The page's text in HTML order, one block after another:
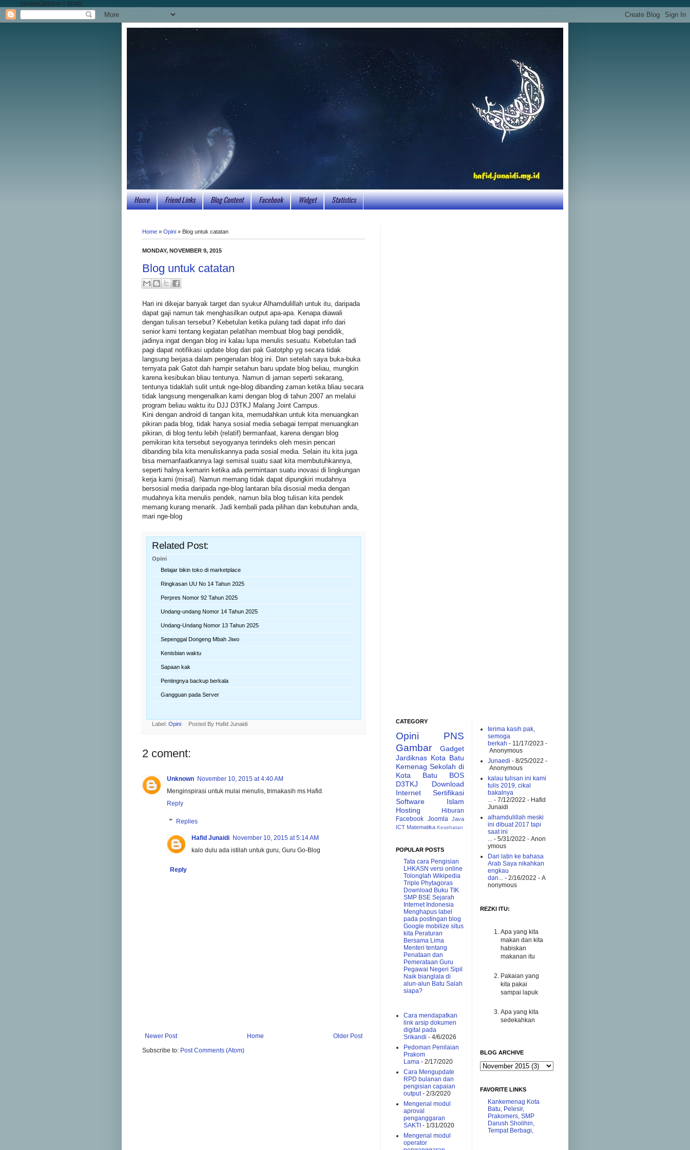
cookieOptions = {link};
Home Friend Links Blog Content Facebook Widget Statistics
Home » Opini » Blog untuk catatan
MONDAY, NOVEMBER 9, 2015
Blog untuk catatan
Hari ini dikejar banyak target dan syukur Alhamdulillah untuk itu, daripada
dapat gaji namun tak menghasilkan output apa-apa. Kenapa diawali
dengan tulisan tersebut? Kebetulan ketika pulang tadi dapat info dari
senior kami tentang kegiatan pelatihan membuat blog bagi pendidik,
jadinya ingat dengan blog ini kalau lupa menulis sesuatu. Kebetulan tadi
pagi dapat notifikasi update blog dari pak Gatotphp yg secara tidak
langsung berjasa dalam pengenalan blog ini. Dan setelah saya buka-buka
ternyata pak Gatot dah hampir setahun baru update blog beliau, mungkin
karena kesibukan bliau tentunya. Namun di jaman seperti sekarang,
tentunya tidaklah sulit untuk nge-blog dibanding zaman ketika bliau secara
tidak langsung mengenalkan kami dengan blog di tahun 2007 an melalui
program beliau waktu itu DJJ D3TKJ Malang Joint Campus.
Kini dengan android di tangan kita, memudahkan untuk kita menuangkan
pikiran pada blog, tidak hanya sosial media sebagai tempat menuangkan
pikiran, di blog tentu lebih (relatif) bermanfaat, karena dengan blog
pemikiran kita tersebut seyogyanya terindeks oleh mesin pencari
dibanding bila kita menuliskannya pada sosial media. Selain itu kita juga
bisa memanfaatkannya lagi semisal suatu saat kita membutuhkannya,
seperti halnya kemarin ketika ada permintaan suatu inovasi di lingkungan
kerja kami (misal). Namun memang tidak dapat dipungkiri mudahnya
bersosial media daripada nge-blog lantaran bila disosial media dengan
mudahnya kita menulis pendek, namun bila blog tulisan kita pendek
memang kurang menarik. Jadi kembali pada pilihan dan kebutuhan anda,
mari nge-blog
Related Post:
Opini
Belajar bikin toko di marketplace
Ringkasan UU No 14 Tahun 2025
Perpres Nomor 92 Tahun 2025
Undang-undang Nomor 14 Tahun 2025
Undang-Undang Nomor 13 Tahun 2025
Sepenggal Dongeng Mbah Jiwo
Kenisbian waktu
Sapaan kak
Pentingnya backup berkala
Gangguan pada Server
Label: Opini Posted By Hafid Junaidi
2 coment:
Unknown November 10, 2015 at 4:40 AM
Menginspirasi untuk mulai menulis, trimakasih ms Hafid.
Reply
Replies
Hafid Junaidi November 10, 2015 at 5:14 AM
kalo dulu ada istilah untuk guru, Guru Go-Blog
Reply
Newer Post Older Post
Home
Subscribe to: Post Comments (Atom)
CATEGORY
Opini
PNS
Gambar
Gadget
Jardiknas Kota Batu
Kemenag Sekolah di
Kota Batu
BOS
D3TKJ
Download
Internet
Sertifikasi
Software
Islam
Hosting
Hiburan
Facebook Joomla
Java
ICT Matematika Kesehatan
POPULAR POSTS
Tata cara Pengisian
LHKASN versi online
Tolonglah Wikipedia
Triple Phytagoras
Download Buku TIK
SMP BSE Sejarah
Internet Indonesia
Menghapus label
pada postingan blog
Google mobilize situs
kita Peraturan
Bersama Lima
Menteri tentang
Penataan dan
Pemerataan Guru
Pegawai Negeri Sipil
Naik bianglala di
alun-alun Batu Salah
siapa?
Cara mendapatkan
link arsip dokumen
digital pada
Srikandi - 4/6/2026
Pedoman Penilaian
Prakom
Lama - 2/17/2020
Cara Mengupdate
RPD bulanan dan
pengisian capaian
output- 2/3/2020
Mengenal modul
aproval
penganggaran
SAKTI - 1/31/2020
Mengenal modul
operator
terima kasih pak,
semoga
berkah - 11/17/2023 -
Anonymous
Junaedi - 8/25/2022 -
Anonymous
kalau tulisan ini kami
tulis 2019, cikal
bakalnya
- 7/12/2022 - Hafid
Junaidi
alhamdulillah meski
ini dibuat 2017 tapi
saat ini
- 5/31/2022 - Anon
ymous
Dari latin ke bahasa
Arab Saya nikahkan
engkau
dan...
- 2/16/2022 - A
nonymous
REZKI ITU:
Apa yang kita
makan dan kita
habiskan
makanan itu
Pakaian yang
kita pakai
sampai lapuk
Apa yang kita
sedekahkan
BLOG ARCHIVE
FAVORITE LINKS
Kankemenag Kota
Batu, Pelesir,
Prakomers, SMP
Darush Sholihin,
Tempat Berbagi,